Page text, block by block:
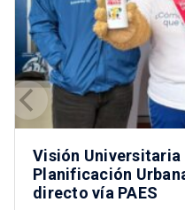
Visión
Planificación
directo vía PAES